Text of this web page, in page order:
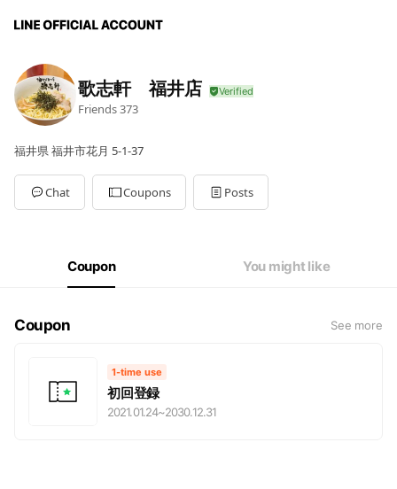
歌志軒 福井店
Friends373
福井県 福井市花月 5-1-37
Chat Coupons Posts
Coupon You might like
Coupon See more
1-time use
初回登録
2021.01.24~2030.12.31